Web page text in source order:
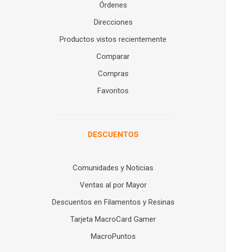
Órdenes
Direcciones
Productos vistos recientemente
Comparar
Compras
Favoritos
DESCUENTOS
Comunidades y Noticias
Ventas al por Mayor
Descuentos en Filamentos y Resinas
Tarjeta MacroCard Gamer
MacroPuntos